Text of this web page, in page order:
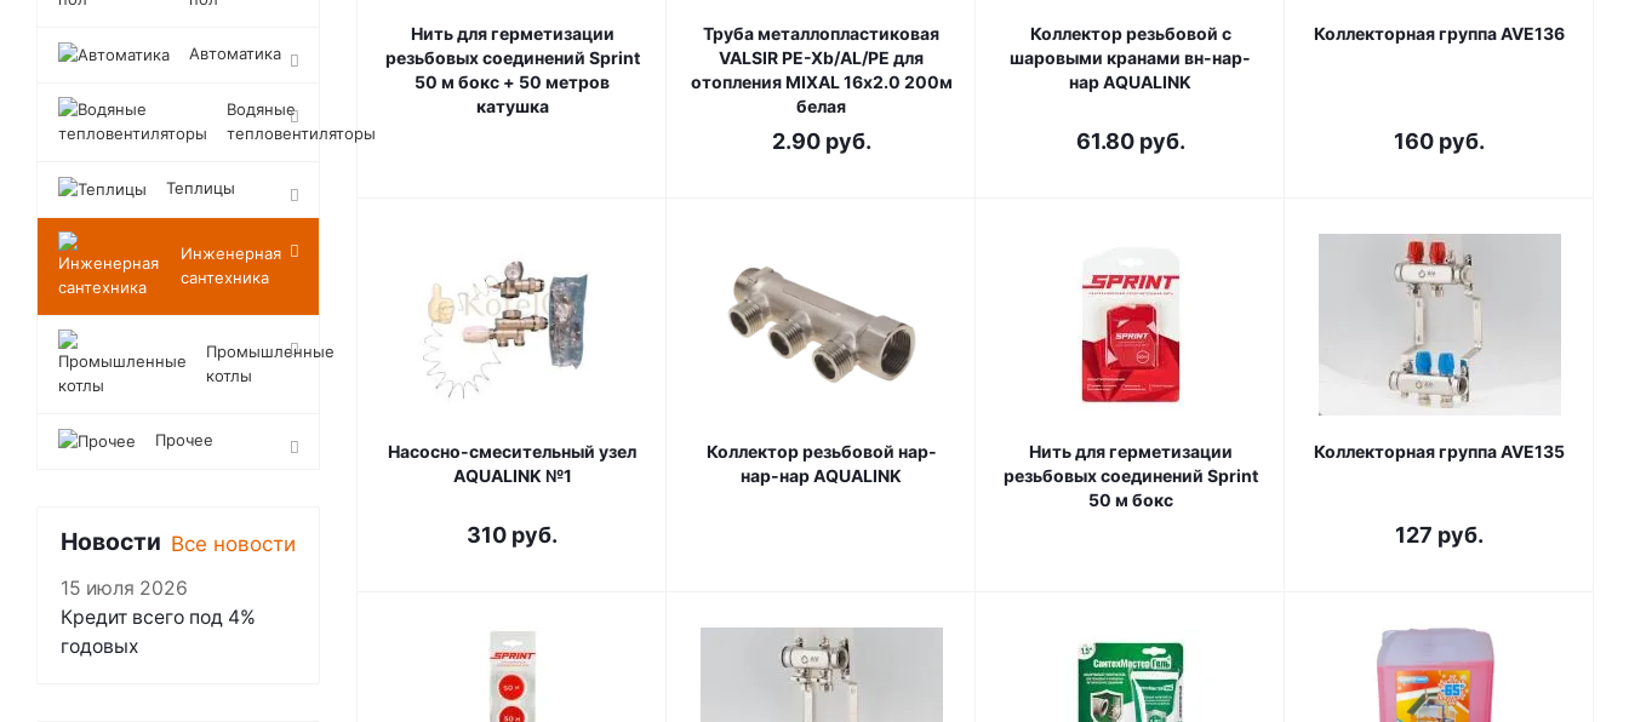
Нить для герметизации
резьбовых соединений Sprint
50 м бокс + 50 метров
катушка
Труба металлопластиковая
VALSIR PE-Xb/AL/PE для
отопления MIXAL 16х2.0 200м
белая
2.90руб.
Коллектор резьбовой с
шаровыми кранами вн-нар-
нар AQUALINK
61.80руб.
Коллекторная группа AVE136
160 руб.
Насосно-смесительный узел
AQUALINK №1
310 руб.
Коллектор резьбовой нар-
нар-нар AQUALINK
Нить для герметизации
резьбовых соединений Sprint
50 м бокс
Коллекторная группа AVE135
127 руб.
Автоматика
Водяные
тепловентиляторы
Теплицы
Инженерная
сантехника
Промышленные
котлы
Прочее
Новости Все новости
15 июля 2026
Кредит всего под 4%
годовых